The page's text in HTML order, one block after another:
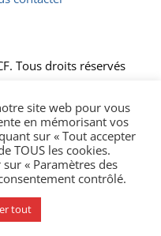
Tous droits réservés
réservés
site web pour vous
en mémorisant vos
sur « Tout accepter
TOUS les cookies.
« Paramètres des
contrôlé.
tout